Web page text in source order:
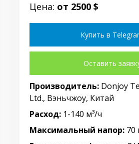
Цена: от 2500 $
Купить в
Оставить
Производитель: Donjoy
Ltd., Вэньчжоу, Китай
Расход: 1-140 м³/ч
Максимальный напор: 70